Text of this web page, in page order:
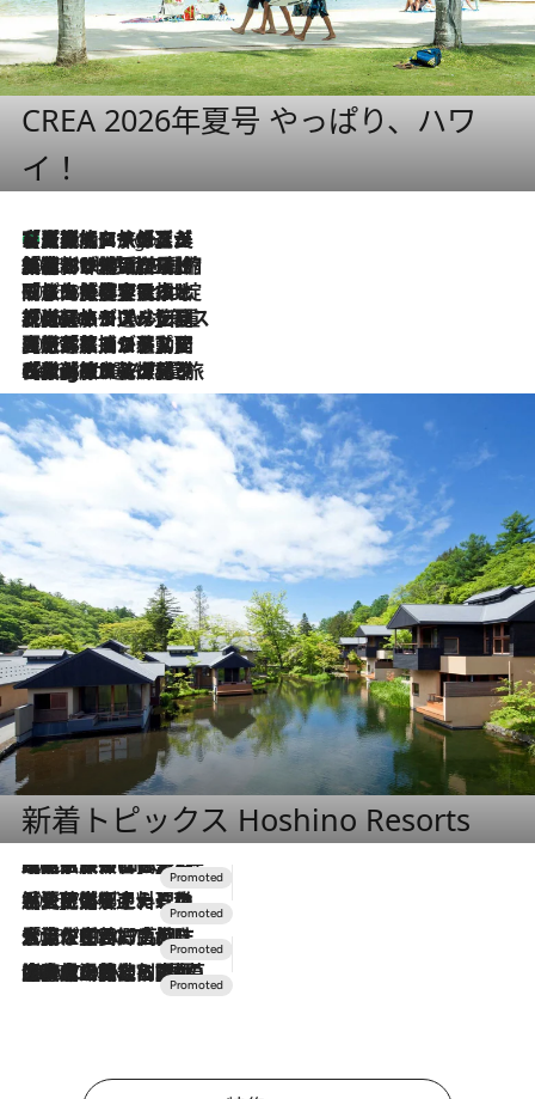
CREA 2026年夏号 やっぱり、ハワ
イ！
2 Hours Ago
【厳選旅コスメ】「多機能アイテムがメイン！」旅好き美容エディターが選んだ夏旅ベストコスメを発表【Mサイズジップ】
2026.8.6
「荷物が増えるほど旅ストレスは増す」美容ジャーナリストがたどり着いた最終結論。“化粧品を劇的に減らす”感動の凝縮美容とは
2026.8.6
「旅先には金髪ウィッグを持参」日本と同じメイクでは損してる!? 美容ジャーナリストが提案する“掟破りの旅美容”とは
2026.8.6
【厳選旅コスメ】「身軽さ＆UV対策重視！」ヘアアーティストshucoが選んだ夏旅ベストコスメを発表【Mサイズジップ】
2026.8.5
【厳選旅コスメ】国内をあちこち移動する河井菜摘が選んだ夏旅ベストコスメ発表！「リラックスアイテムはマスト」【Mサイズジップ】
2026.8.4
【厳選旅コスメ】「紫外線＆乾燥対策しながらメイク感も！」ヘア＆メイクGeorgeが選んだ夏旅ベストコスメを発表！【Mサイズジップ】
新着トピックス Hoshino Resorts
2026.7.31
【ホテル帰省】という選択肢をOMOが提案。家族とほどよい距離を保つには「昼は実家、夜は気兼ねなくホテルで！」
2026.7.24
【夏限定ディナーコース】旬を迎える稚鮎や花ズッキーニなどをイタリア・トスカーナの郷土料理の手法で満喫！
2026.7.17
「土佐和ハーブかき氷」がOMO7高知に登場！生姜、山椒、大葉など目にも舌にも涼を呼ぶ郷土の味
2026.7.10
NEW OPEN！【界 草津】名湯の地に誕生。趣の異なる2種の温泉と上州ならではの会席・蕎麦割烹など美食を味わう究極の癒やし旅